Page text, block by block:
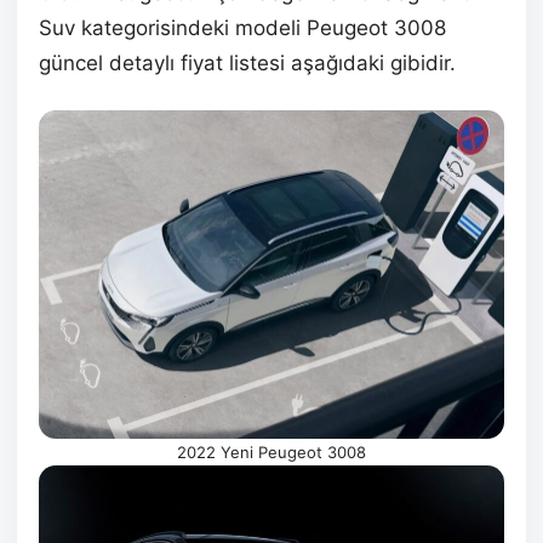
Suv kategorisindeki modeli Peugeot 3008
güncel detaylı fiyat listesi aşağıdaki gibidir.
2022 Yeni Peugeot 3008